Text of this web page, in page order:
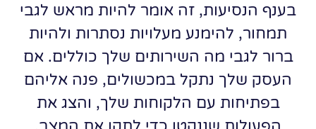
בענף הנסיעות, זה אומר להיות מראש לגבי
תמחור, להימנע מעלויות נסתרות ולהיות
ברור לגבי מה השירותים שלך כוללים. אם
העסק שלך נתקל במכשולים, פנה אליהם
בפתיחות עם הלקוחות שלך, והצג את